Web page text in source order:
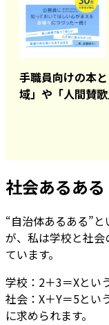
手職員向けの本
域」や「人間賛
社会あるある
“自治体あるある”
が、私は学校と社
ています。
学校：2＋3＝Xとい
社会：X＋Y＝5とい
に求められます。